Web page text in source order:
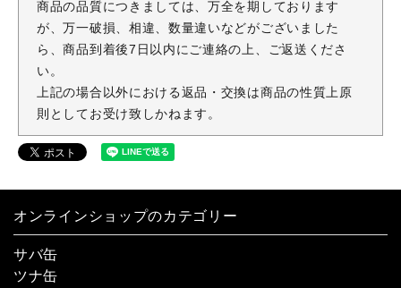
商品の品質につきましては、万全を期しております
が、万一破損、相違、数量違いなどがございました
ら、商品到着後7日以内にご連絡の上、ご返送くださ
い。
上記の場合以外における返品・交換は商品の性質上原
則としてお受け致しかねます。
オンラインショップのカテゴリー
サバ缶
ツナ缶